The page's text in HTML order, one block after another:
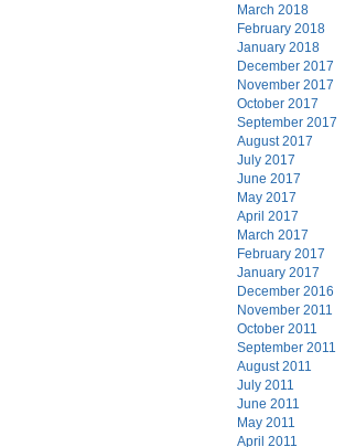
March 2018
February 2018
January 2018
December 2017
November 2017
October 2017
September 2017
August 2017
July 2017
June 2017
May 2017
April 2017
March 2017
February 2017
January 2017
December 2016
November 2011
October 2011
September 2011
August 2011
July 2011
June 2011
May 2011
April 2011